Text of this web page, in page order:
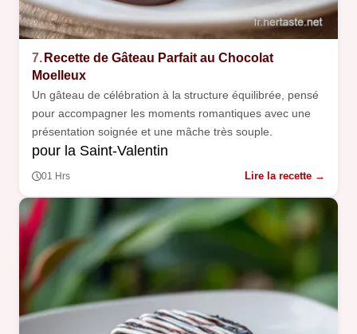
7. Recette de Gâteau Parfait au Chocolat
Moelleux
Un gâteau de célébration à la structure équilibrée, pensé
pour accompagner les moments romantiques avec une
présentation soignée et une mâche très souple.
pour la Saint-Valentin
01 Hrs Lire la recette →